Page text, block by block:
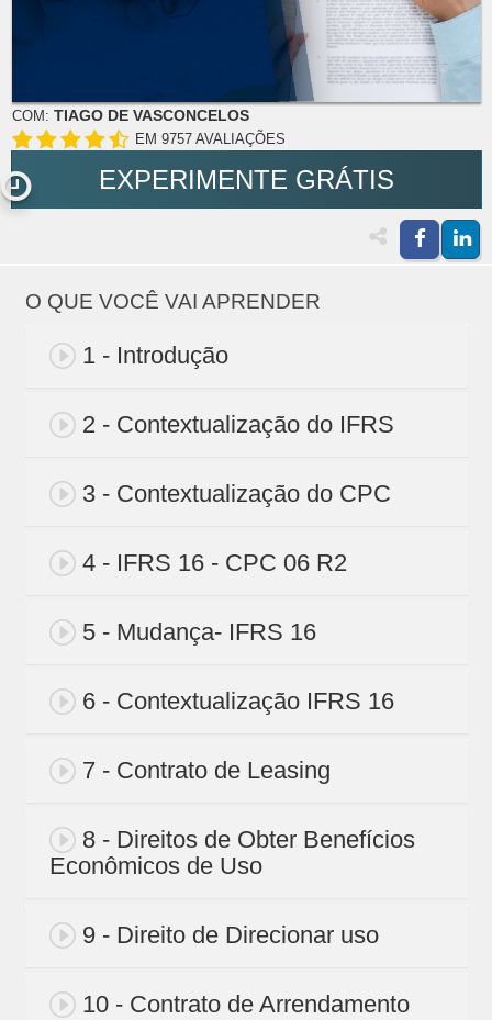
COM: TIAGO DE VASCONCELOS
EM 9757 AVALIAÇÕES
EXPERIMENTE GRÁTIS
O QUE VOCÊ VAI APRENDER
1 - Introdução
2 - Contextualização do IFRS
3 - Contextualização do CPC
4 - IFRS 16 - CPC 06 R2
5 - Mudança- IFRS 16
6 - Contextualização IFRS 16
7 - Contrato de Leasing
8 - Direitos de Obter Benefícios
Econômicos de Uso
9 - Direito de Direcionar uso
10 - Contrato de Arrendamento